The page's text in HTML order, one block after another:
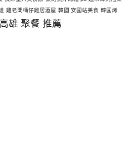
雞老闆桶仔雞居酒屋 韓國 安國站美食 韓國烤
高雄 聚餐 推薦